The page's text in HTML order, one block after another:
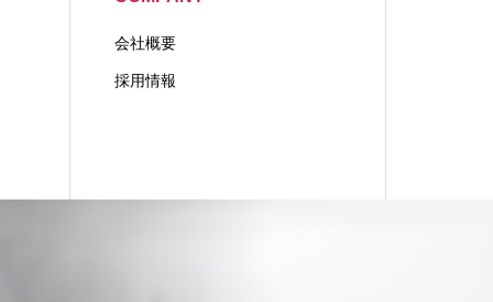
会社概要
採用情報